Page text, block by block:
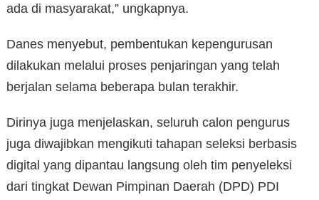
ada di masyarakat,” ungkapnya.
Danes menyebut, pembentukan kepengurusan
dilakukan melalui proses penjaringan yang telah
berjalan selama beberapa bulan terakhir.
Dirinya juga menjelaskan, seluruh calon pengurus
juga diwajibkan mengikuti tahapan seleksi berbasis
digital yang dipantau langsung oleh tim penyeleksi
dari tingkat Dewan Pimpinan Daerah (DPD) PDI